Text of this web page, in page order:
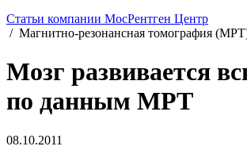
Статьи компании МосРентген Центр
/ Магнитно-резонансная томография
Мозг развивается
по данным МРТ
08.10.2011